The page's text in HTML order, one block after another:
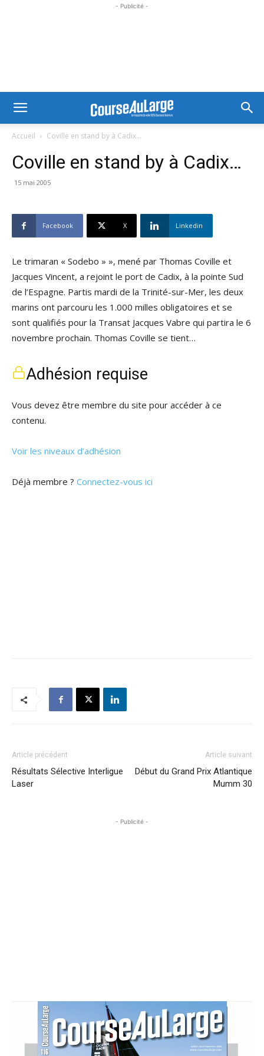
- Publicité -
Accueil Coville en stand by à Cadix...
Coville en stand by à Cadix…
15 mai 2005
Facebook X Linkedin
Le trimaran « Sodebo » », mené par Thomas Coville et
Jacques Vincent, a rejoint le port de Cadix, à la pointe Sud
de l’Espagne. Partis mardi de la Trinité-sur-Mer, les deux
marins ont parcouru les 1.000 milles obligatoires et se
sont qualifiés pour la Transat Jacques Vabre qui partira le 6
novembre prochain. Thomas Coville se tient…
Adhésion requise
Vous devez être membre du site pour accéder à ce
contenu.
Voir les niveaux d’adhésion
Déjà membre ? Connectez-vous ici
Article précédent
Résultats Sélective Interligue
Laser
Article suivant
Début du Grand Prix Atlantique
Mumm 30
- Publicité -